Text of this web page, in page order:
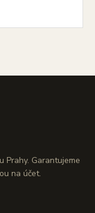
Prahy. Garantujeme
na účet.